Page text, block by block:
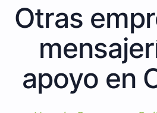
Otras
apoyo en